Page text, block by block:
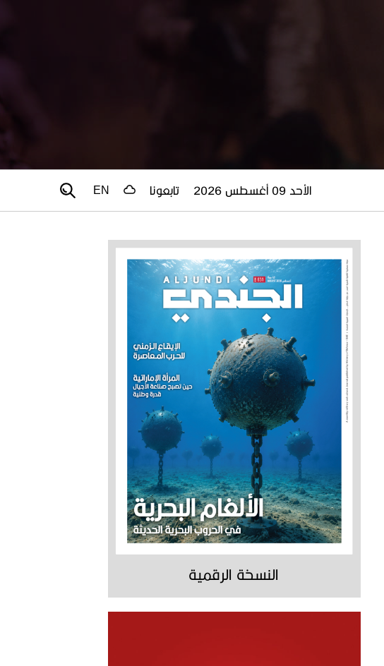
الأحد 09 أغسطس 2026 تابعونا EN
النسخة الرقمية